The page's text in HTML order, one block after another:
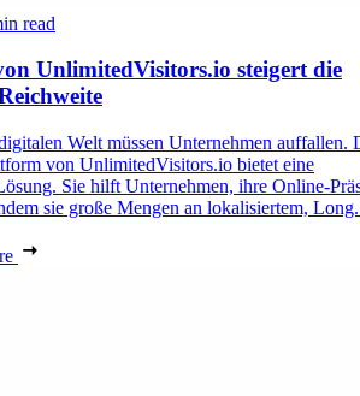
read
UnlimitedVisitors.io steigert die
Welt müssen Unternehmen auffallen.
von UnlimitedVisitors.io bietet eine
Sie hilft Unternehmen, ihre Online-
sie große Mengen an lokalisiertem,